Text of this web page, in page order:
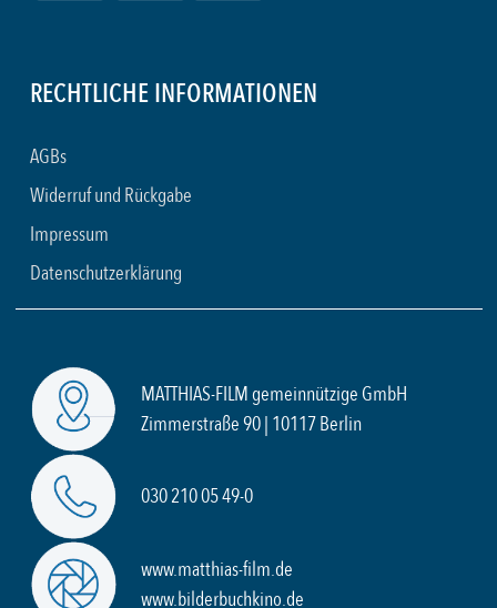
RECHTLICHE INFORMATIONEN
AGBs
Widerruf und Rückgabe
Impressum
Datenschutzerklärung
MATTHIAS-FILM gemeinnützige GmbH
Zimmerstraße 90 | 10117 Berlin
030 210 05 49-0
www.matthias-film.de
www.bilderbuchkino.de